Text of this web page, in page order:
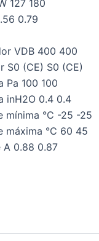
127 180
0.79
VDB 400 400
S0 (CE) S0 (CE)
Pa 100 100
inH2O 0.4 0.4
mínima °C -25 -25
máxima °C 60 45
A 0.88 0.87